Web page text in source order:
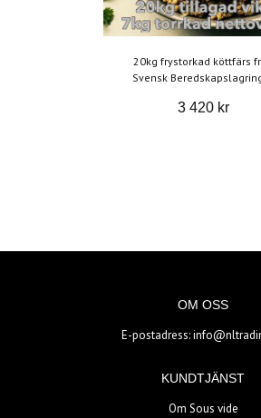
20kg frystorkad köttfärs
Svensk
3 420 kr
OM OSS
E-postadress:
KUNDTJÄNST
Om Sous vide